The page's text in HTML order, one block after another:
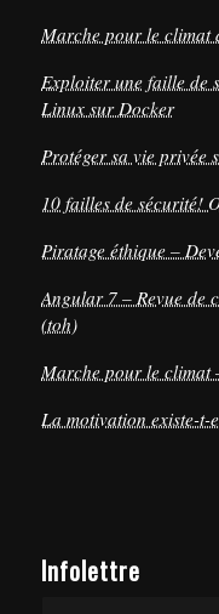
Marche pour le climat
Exploiter une faille de
Linux sur Docker
Protéger sa vie privée
10 failles de sécurité!
Piratage éthique –
Angular 7 – Revue de
(toh)
Marche pour le climat
La motivation existe-t-
Infolettre